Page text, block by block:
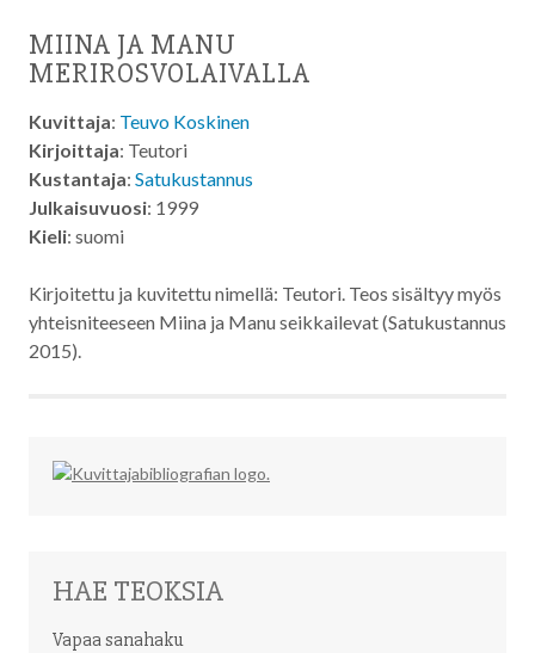
MIINA JA MANU
MERIROSVOLAIVALLA
Kuvittaja: Teuvo Koskinen
Kirjoittaja: Teutori
Kustantaja: Satukustannus
Julkaisuvuosi: 1999
Kieli: suomi
Kirjoitettu ja kuvitettu nimellä: Teutori. Teos sisältyy myös
yhteisniteeseen Miina ja Manu seikkailevat (Satukustannus
2015).
HAE TEOKSIA
Vapaa sanahaku